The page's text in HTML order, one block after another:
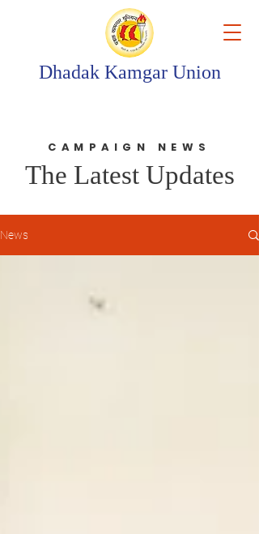
Dhadak Kamgar Union
CAMPAIGN NEWS
The Latest Updates
News